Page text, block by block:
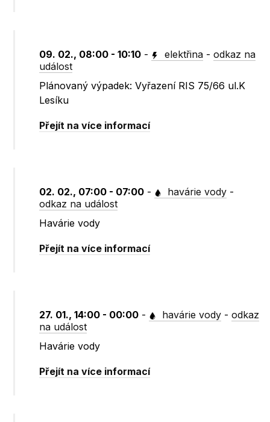
09. 02., 08:00 - 10:10 - elektřina -odkaz na
událost
Plánovaný výpadek: Vyřazení RIS 75/66 ul.K
Lesíku
Přejít na více informací
02. 02., 07:00 - 07:00 - havárie vody -
odkaz na událost
Havárie vody
Přejít na více informací
27. 01., 14:00 - 00:00 - havárie vody -odkaz
na událost
Havárie vody
Přejít na více informací